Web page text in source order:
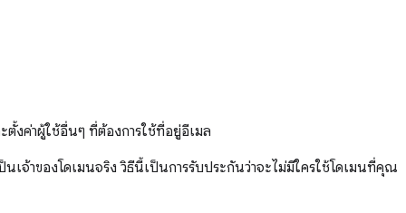
งค่าผู้ใช้อื่นๆ ที่ต้องการใช้ที่อยู่อีเมล
จ้าของโดเมนจริง วิธีนี้เป็นการรับประกันว่าจะไม่มีใครใช้โดเมนที่คุณ